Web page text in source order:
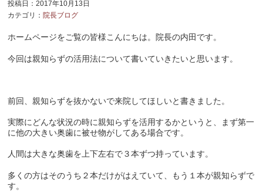
投稿日：2017年10月13日
カテゴリ： 院長ブログ
ホームページをご覧の皆様こんにちは。院長の内田です。
今回は親知らずの活用法について書いていきたいと思います。
前回、親知らずを抜かないで来院してほしいと書きました。
実際にどんな状況の時に親知らずを活用するかというと、まず第一
に他の大きい奥歯に被せ物がしてある場合です。
人間は大きな奥歯を上下左右で３本ずつ持っています。
多くの方はそのうち２本だけがはえていて、もう１本が親知らずで
す。